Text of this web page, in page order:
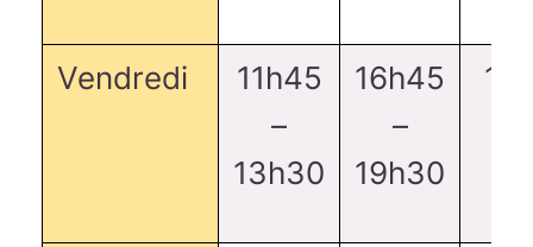
Vendredi
11h45
–
13h30
16h45
–
19h30